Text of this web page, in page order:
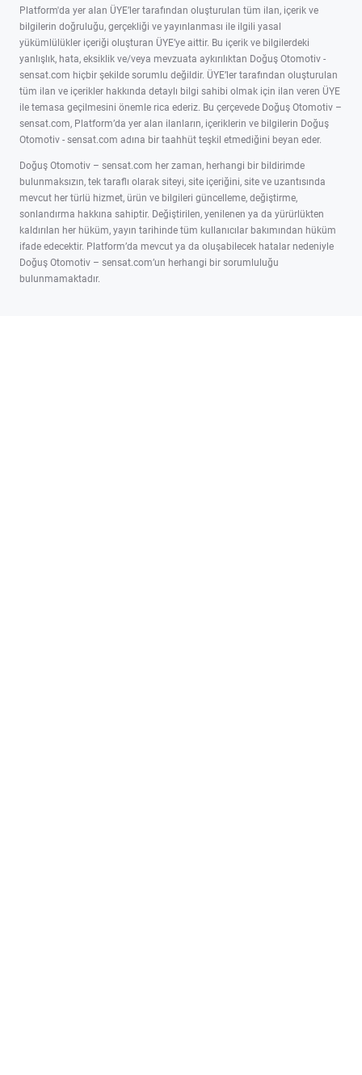
Platform'da yer alan ÜYE’ler tarafından oluşturulan tüm ilan, içerik ve
bilgilerin doğruluğu, gerçekliği ve yayınlanması ile ilgili yasal
yükümlülükler içeriği oluşturan ÜYE’ye aittir. Bu içerik ve bilgilerdeki
yanlışlık, hata, eksiklik ve/veya mevzuata aykırılıktan Doğuş Otomotiv -
sensat.com hiçbir şekilde sorumlu değildir. ÜYE’ler tarafından oluşturulan
tüm ilan ve içerikler hakkında detaylı bilgi sahibi olmak için ilan veren ÜYE
ile temasa geçilmesini önemle rica ederiz. Bu çerçevede Doğuş Otomotiv –
sensat.com, Platform’da yer alan ilanların, içeriklerin ve bilgilerin Doğuş
Otomotiv - sensat.com adına bir taahhüt teşkil etmediğini beyan eder.
Doğuş Otomotiv – sensat.com her zaman, herhangi bir bildirimde
bulunmaksızın, tek taraflı olarak siteyi, site içeriğini, site ve uzantısında
mevcut her türlü hizmet, ürün ve bilgileri güncelleme, değiştirme,
sonlandırma hakkına sahiptir. Değiştirilen, yenilenen ya da yürürlükten
kaldırılan her hüküm, yayın tarihinde tüm kullanıcılar bakımından hüküm
ifade edecektir. Platform’da mevcut ya da oluşabilecek hatalar nedeniyle
Doğuş Otomotiv – sensat.com’un herhangi bir sorumluluğu
bulunmamaktadır.